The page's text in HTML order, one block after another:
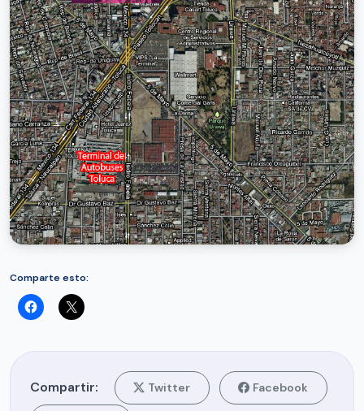
Comparte esto:
Compartir: Twitter Facebook